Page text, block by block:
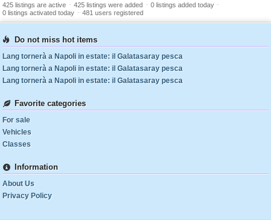
425 listings are active - 425 listings were added - 0 listings added today -
0 listings activated today - 481 users registered
Do not miss hot items
Lang tornerà a Napoli in estate: il Galatasaray pesca
Lang tornerà a Napoli in estate: il Galatasaray pesca
Lang tornerà a Napoli in estate: il Galatasaray pesca
Favorite categories
For sale
Vehicles
Classes
Information
About Us
Privacy Policy